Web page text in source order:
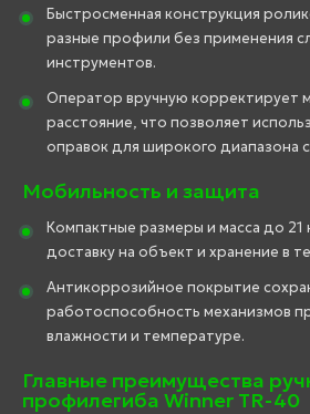
Быстросменная конструкция
разные профили без применения
инструментов.
Оператор вручную корректирует
расстояние, что позволяет
оправок для широкого диапазона
Мобильность и защита
Компактные размеры и масса до
доставку на объект и хранение в
Антикоррозийное покрытие
работоспособность механизмов
влажности и температуре.
Главные преимущества
профилегиба Winner TR-40